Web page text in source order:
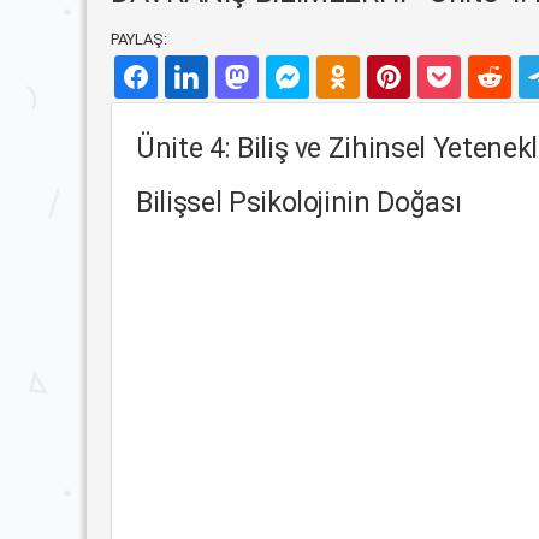
PAYLAŞ:
Ünite 4: Biliş ve Zihinsel
Bilişsel Psikolojinin Doğası